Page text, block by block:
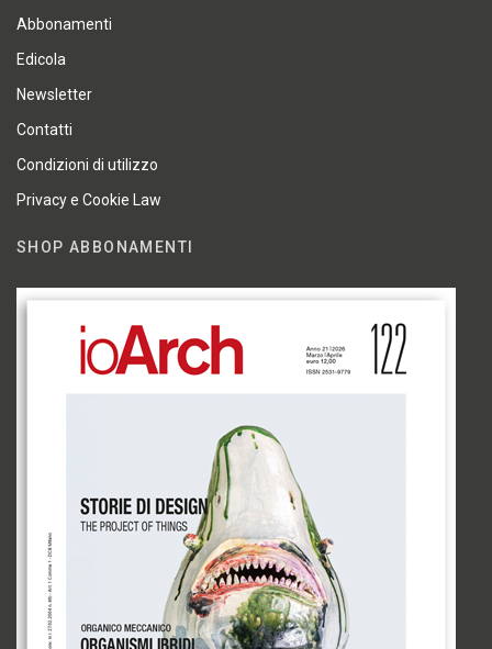
Abbonamenti
Edicola
Newsletter
Contatti
Condizioni di utilizzo
Privacy e Cookie Law
SHOP ABBONAMENTI